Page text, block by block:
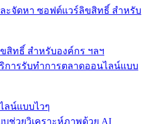
สิทธิ์ สำหรับองค์กร ฯลฯ
ลน์แบบไวๆ